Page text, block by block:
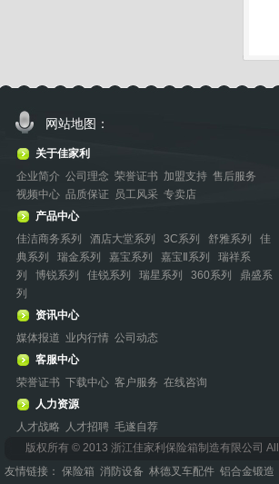
网站地图：
关于佳家利
企业简介 公司理念 荣誉证书 加盟支持 售后服务
视频中心 品质保证 员工风采 专卖店
产品中心
佳洁商务系列
酒店大堂系列 3C系列 舒雅系列
佳
典系列
瑞金系列 嘉宝系列 嘉宝Ⅱ系列
瑞祥系
列
博锐系列 佳锐系列 瑞星系列 360系列
鼎盛系
列
资讯中心
媒体报道 业内行情 公司动态
客服中心
荣誉证书 下载中心 客户服务 在线咨询
人力资源
人才战略
人才招聘 毛遂自荐
版权所有 © 2013 浙江佳家利保险箱制造有限公司
友情链接： 保险箱 消防设备 林德叉车配件 铝合金锻造